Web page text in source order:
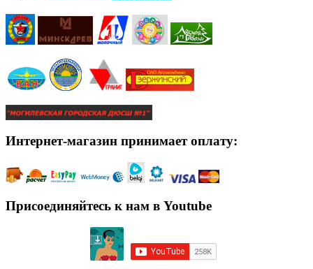
Интернет-магазин принимает оплату:
Присоединяйтесь к нам в Youtube